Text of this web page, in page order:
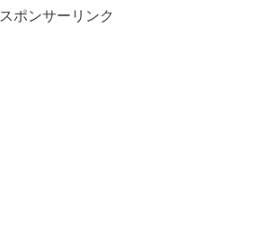
スポンサーリンク